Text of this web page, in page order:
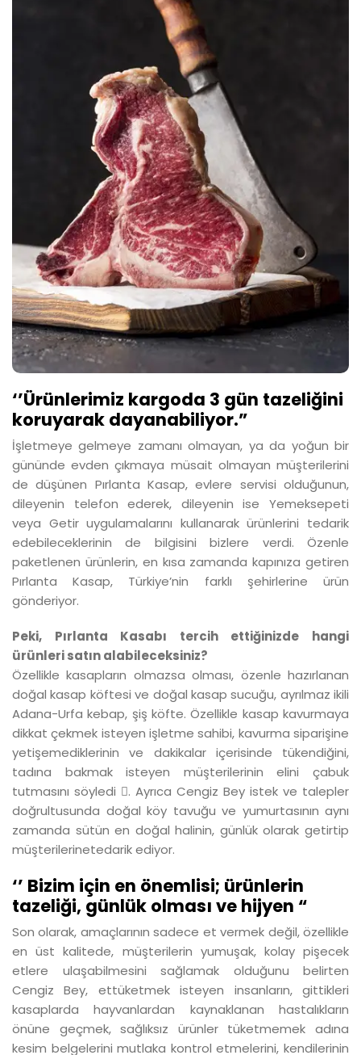
‘’Ürünlerimiz kargoda 3 gün tazeliğini
koruyarak dayanabiliyor.”
İşletmeye gelmeye zamanı olmayan, ya da yoğun bir
gününde evden çıkmaya müsait olmayan müşterilerini
de düşünen Pırlanta Kasap, evlere servisi olduğunun,
dileyenin telefon ederek, dileyenin ise Yemeksepeti
veya Getir uygulamalarını kullanarak ürünlerini tedarik
edebileceklerinin de bilgisini bizlere verdi. Özenle
paketlenen ürünlerin, en kısa zamanda kapınıza getiren
Pırlanta Kasap, Türkiye’nin farklı şehirlerine ürün
gönderiyor.
Peki, Pırlanta Kasabı tercih ettiğinizde hangi
ürünleri satın alabileceksiniz?
Özellikle kasapların olmazsa olması, özenle hazırlanan
doğal kasap köftesi ve doğal kasap sucuğu, ayrılmaz ikili
Adana-Urfa kebap, şiş köfte. Özellikle kasap kavurmaya
dikkat çekmek isteyen işletme sahibi, kavurma siparişine
yetişemediklerinin ve dakikalar içerisinde tükendiğini,
tadına bakmak isteyen müşterilerinin elini çabuk
tutmasını söyledi . Ayrıca Cengiz Bey istek ve talepler
doğrultusunda doğal köy tavuğu ve yumurtasının aynı
zamanda sütün en doğal halinin, günlük olarak getirtip
müşterilerinetedarik ediyor.
‘’ Bizim için en önemlisi; ürünlerin
tazeliği, günlük olması ve hijyen “
Son olarak, amaçlarının sadece et vermek değil, özellikle
en üst kalitede, müşterilerin yumuşak, kolay pişecek
etlere ulaşabilmesini sağlamak olduğunu belirten
Cengiz Bey, ettüketmek isteyen insanların, gittikleri
kasaplarda hayvanlardan kaynaklanan hastalıkların
önüne geçmek, sağlıksız ürünler tüketmemek adına
kesim belgelerini mutlaka kontrol etmelerini, kendilerinin